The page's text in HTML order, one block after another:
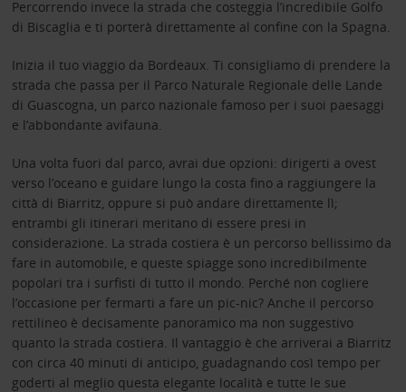
Percorrendo invece la strada che costeggia l’incredibile Golfo
di Biscaglia e ti porterà direttamente al confine con la Spagna.
Inizia il tuo viaggio da Bordeaux. Ti consigliamo di prendere la
strada che passa per il Parco Naturale Regionale delle Lande
di Guascogna, un parco nazionale famoso per i suoi paesaggi
e l’abbondante avifauna.
Una volta fuori dal parco, avrai due opzioni: dirigerti a ovest
verso l’oceano e guidare lungo la costa fino a raggiungere la
città di Biarritz, oppure si può andare direttamente lì;
entrambi gli itinerari meritano di essere presi in
considerazione. La strada costiera è un percorso bellissimo da
fare in automobile, e queste spiagge sono incredibilmente
popolari tra i surfisti di tutto il mondo. Perché non cogliere
l’occasione per fermarti a fare un pic-nic? Anche il percorso
rettilineo è decisamente panoramico ma non suggestivo
quanto la strada costiera. Il vantaggio è che arriverai a Biarritz
con circa 40 minuti di anticipo, guadagnando così tempo per
goderti al meglio questa elegante località e tutte le sue